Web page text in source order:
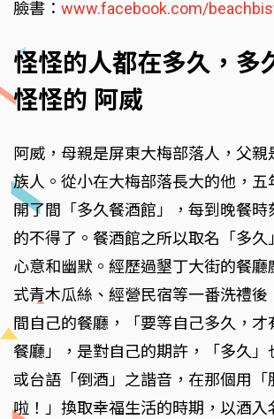
臉書： www.facebook.com/
怪怪的人都在多久，多
怪怪的 阿威
阿威，母親是屏東大梅部落人，父
族人。從小在大梅部落長大的他，五
開了間「多久餐酒館」，每到晚餐
的不得了。餐酒館之所以取名「多久
心意和幽默。經歷過墾丁大街的餐廳
式青木瓜絲、經營民宿等一番洗禮後
間自己的餐廳，「要等自己多久，
餐廳」，是對自己的期許，「多久」
或台語「倒酒」之諧音，在那個用「
啦！」換取幸福生活的時期，以酒入